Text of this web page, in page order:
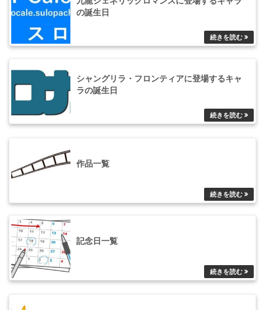
の誕生日
シャングリラ・フロンティアに登場するキャ
ラの誕生日
作品一覧
記念日一覧